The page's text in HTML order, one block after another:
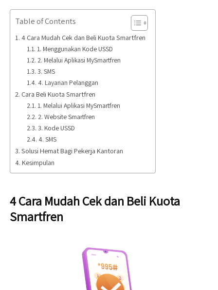
Table of Contents
4 Cara Mudah Cek dan Beli Kuota Smartfren
1. Menggunakan Kode USSD
2. Melalui Aplikasi MySmartfren
3. SMS
4. Layanan Pelanggan
Cara Beli Kuota Smartfren
1. Melalui Aplikasi MySmartfren
2. Website Smartfren
3. Kode USSD
4. SMS
Solusi Hemat Bagi Pekerja Kantoran
Kesimpulan
4 Cara Mudah Cek dan Beli Kuota
Smartfren